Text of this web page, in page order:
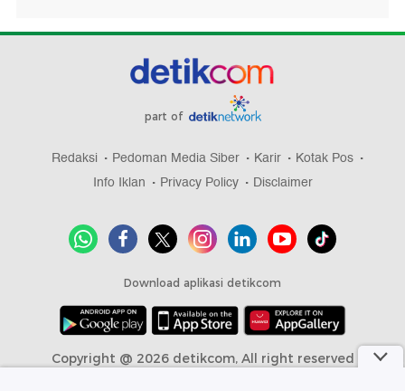
part of
Redaksi Pedoman Media Siber Karir
Kotak Pos
Info Iklan
Privacy Policy Disclaimer
Download aplikasi detikcom
Copyright @ 2026 detikcom, All right reserved